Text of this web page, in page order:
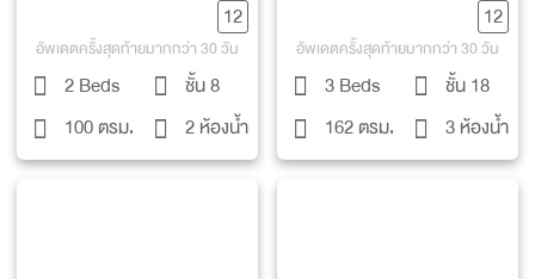
12
อัพเดตครั้งสุดท้ายมากกว่า 30 วัน
2 Beds
100 ตรม.
ชั้น 8
2 ห้องน้ำ
12
อัพเดตครั้งสุดท้ายมากกว่า 30 วัน
3 Beds
162 ตรม.
ชั้น 18
3 ห้องน้ำ